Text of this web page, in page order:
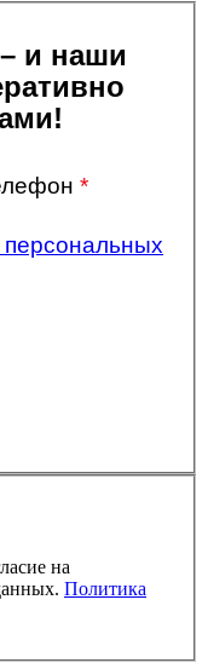
и наши
*
персональных
на
Политика